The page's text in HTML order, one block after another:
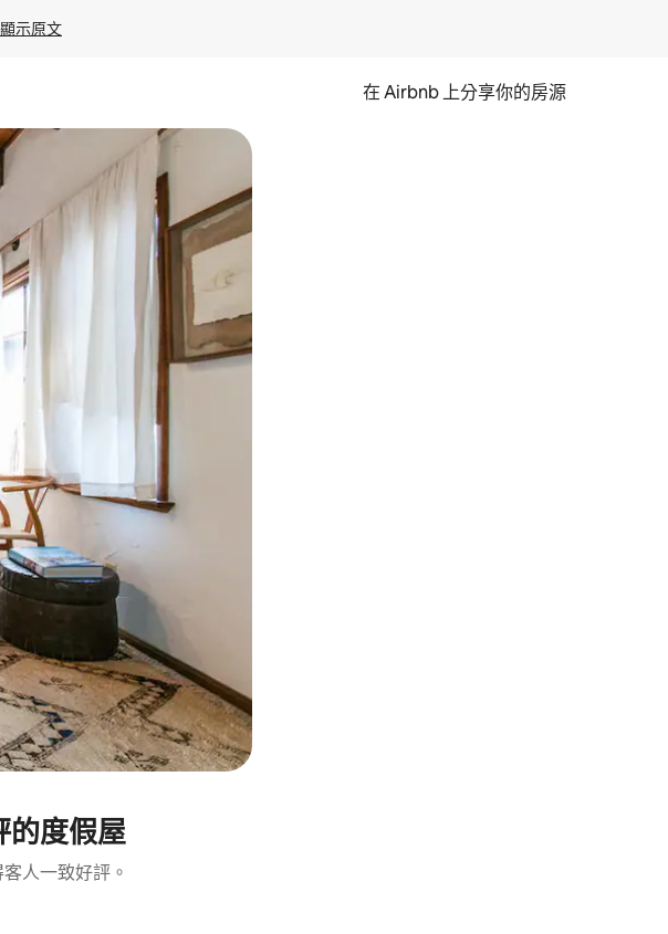
顯示原文
在 Airbnb 上分享你的房源
的度假屋
人一致好評。